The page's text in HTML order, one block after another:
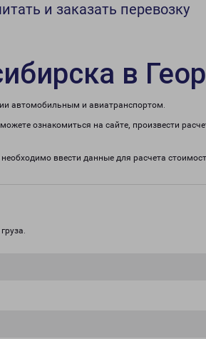
и заказать перевозку
в
автомобильным и авиатранспортом.
ознакомиться на сайте, произвести
ввести данные для расчета